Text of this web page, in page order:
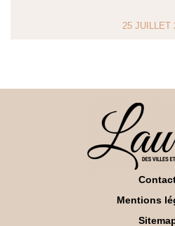
25 JUILLET
Mentions